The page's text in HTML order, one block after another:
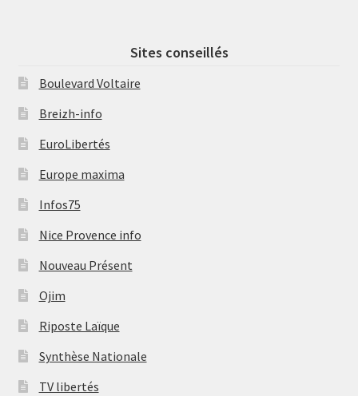
Sites conseillés
Boulevard Voltaire
Breizh-info
EuroLibertés
Europe maxima
Infos75
Nice Provence info
Nouveau Présent
Ojim
Riposte Laïque
Synthèse Nationale
TV libertés